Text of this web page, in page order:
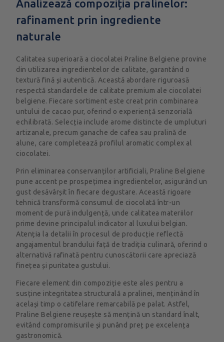
Analizează compoziția pralinelor:
rafinament prin ingrediente
naturale
Calitatea superioară a ciocolatei Praline Belgiene provine
din utilizarea ingredientelor de calitate, garantând o
textură fină și autentică. Această abordare riguroasă
respectă standardele de calitate premium ale ciocolatei
belgiene. Fiecare sortiment este creat prin combinarea
untului de cacao pur, oferind o experiență senzorială
echilibrată. Selecția include arome distincte de umpluturi
artizanale, precum ganache de cafea sau pralină de
alune, care completează profilul aromatic complex al
ciocolatei.
Prin eliminarea conservanților artificiali, Praline Belgiene
pune accent pe prospețimea ingredientelor, asigurând un
gust desăvârșit în fiecare degustare. Această rigoare
tehnică transformă consumul de ciocolată într-un
moment de pură indulgență, unde calitatea materiilor
prime devine principalul indicator al luxului belgian.
Atenția la detalii în procesul de producție reflectă
angajamentul brandului față de tradiția culinară, oferind o
alternativă rafinată pentru cunoscătorii care apreciază
finețea și puritatea gustului.
Fiecare element din compoziție este ales pentru a
susține integritatea structurală a pralinei, menținând în
același timp o catifelare remarcabilă pe palat. Astfel,
Praline Belgiene reușește să mențină un standard înalt,
evitând compromisurile și punând preț pe excelența
gastronomică.